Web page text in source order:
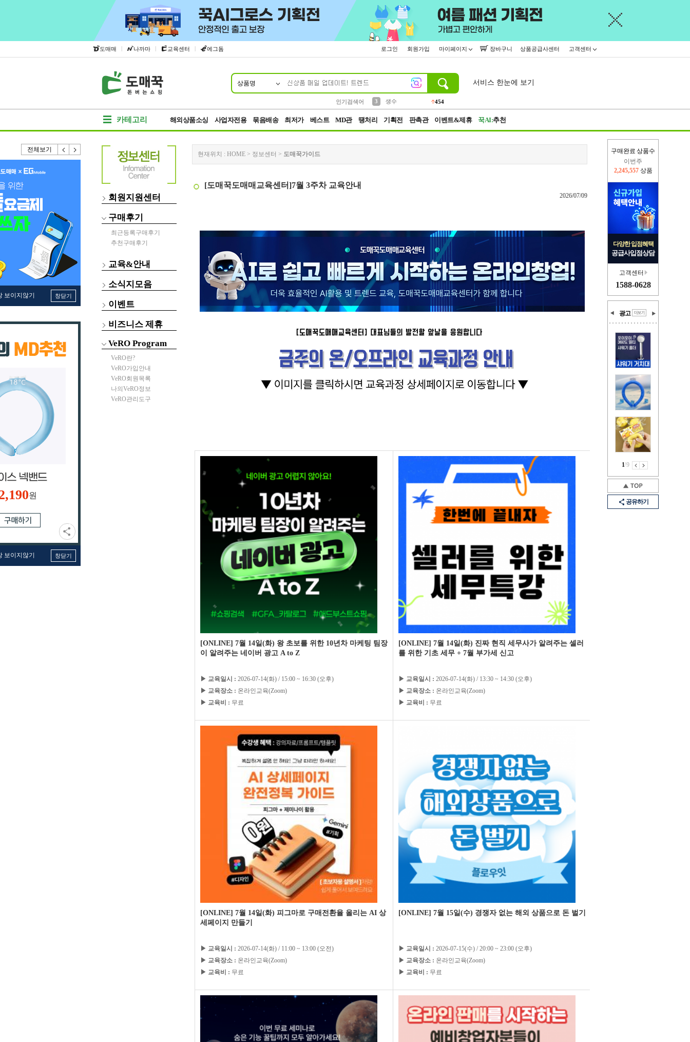
도매매 | 나까마 | 교육센터 | 에그돔 로그인 회원가입 마이페이지 장바구니 상품공급사센터 고객센터
상품명
인기검색어
3
생수
454
서비스 한눈에 보기
카테고리 해외상품소싱 사업자전용 묶음배송 최저가 베스트 MD관 땡처리 기획전 판촉관 이벤트&제휴 꾹AI:추천
전체보기
보이지않기 창닫기
원
보이지않기 창닫기
구매완료 상품수
이번주
2,245,557 상품
다양한 입점혜택
공급사입점상담
고객센터
1588-0628
광고
1/9
공유하기
회원지원센터
구매후기
최근등록구매후기
추천구매후기
교육&안내
소식지모음
이벤트
비즈니스 제휴
VeRO Program
VeRO란?
VeRO가입안내
VeRO회원목록
나의VeRO정보
VeRO관리도구
현재위치 : HOME > 정보센터 > 도매꾹가이드
[도매꾹도매매교육센터]7월 3주차 교육안내
2026/07/09
[ONLINE] 7월 14일(화) 왕 초보를 위한 10년차 마케팅 팀장
이 알려주는 네이버 광고 A to Z
▶ 교육일시 : 2026-07-14(화) / 15:00 ~ 16:30 (오후)
▶ 교육장소 : 온라인교육(Zoom)
▶ 교육비 : 무료
[ONLINE] 7월 14일(화) 진짜 현직 세무사가 알려주는 셀러
를 위한 기초 세무 + 7월 부가세 신고
▶ 교육일시 : 2026-07-14(화) / 13:30 ~ 14:30 (오후)
▶ 교육장소 : 온라인교육(Zoom)
▶ 교육비 : 무료
[ONLINE] 7월 14일(화) 피그마로 구매전환율 올리는 AI 상
세페이지 만들기
▶ 교육일시 : 2026-07-14(화) / 11:00 ~ 13:00 (오전)
▶ 교육장소 : 온라인교육(Zoom)
▶ 교육비 : 무료
[ONLINE] 7월 15일(수) 경쟁자 없는 해외 상품으로 돈 벌기
▶ 교육일시 : 2026-07-15(수) / 20:00 ~ 23:00 (오후)
▶ 교육장소 : 온라인교육(Zoom)
▶ 교육비 : 무료